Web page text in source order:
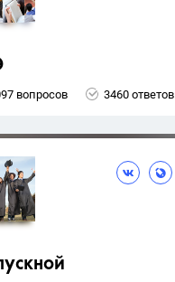
вопросов 3460 ответов